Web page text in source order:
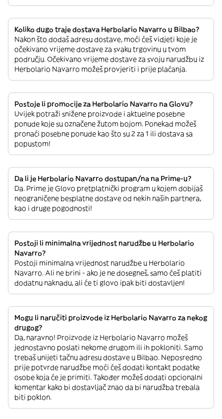
Koliko dugo traje dostava Herbolario Navarro u Bilbao?
Nakon što dodaš adresu dostave, moći ćeš vidjeti koje je
očekivano vrijeme dostave za svaku trgovinu u tvom
području. Očekivano vrijeme dostave za svoju narudžbu iz
Herbolario Navarro možeš provjeriti i prije plaćanja.
Postoje li promocije za Herbolario Navarro na Glovu?
Uvijek potraži snižene proizvode i aktuelne posebne
ponude koje su označene žutom bojom. Ponekad možeš
pronaći posebne ponude kao što su 2 za 1 ili dostava sa
popustom!
Da li je Herbolario Navarro dostupan/na na Prime-u?
Da. Prime je Glovo pretplatnički program u kojem dobijaš
neograničene besplatne dostave od nekih naših partnera,
kao i druge pogodnosti!
Postoji li minimalna vrijednost narudžbe u Herbolario
Navarro?
Postoji minimalna vrijednost narudžbe u Herbolario
Navarro. Ali ne brini - ako je ne dosegneš, samo ćeš platiti
dodatnu naknadu, ali će ti glovo ipak biti dostavljen!
Mogu li naručiti proizvode iz Herbolario Navarro za nekog
drugog?
Da, naravno! Proizvode iz Herbolario Navarro možeš
jednostavno poslati nekome drugom ili ih pokloniti. Samo
trebaš unijeti tačnu adresu dostave u Bilbao. Neposredno
prije potvrde narudžbe moći ćeš dodati kontakt podatke
osobe koja će je primiti. Također možeš dodati opcionalni
komentar kako bi dostavljač znao da bi narudžba trebala
biti poklon.